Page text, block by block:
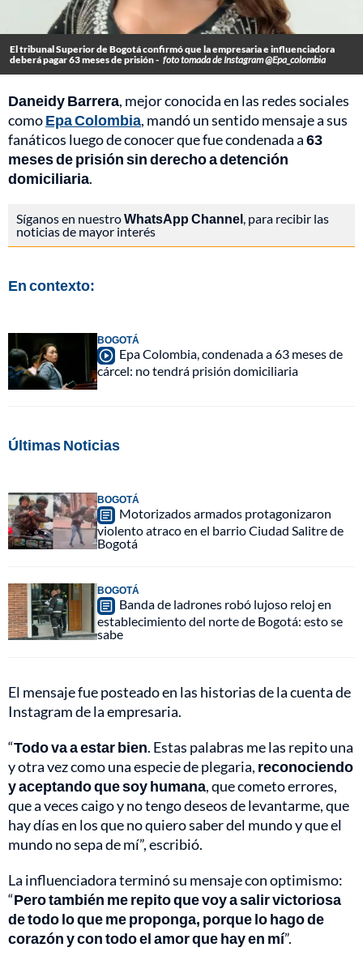
El tribunal Superior de Bogotá confirmó que la empresaria e influenciadora
deberá pagar 63 meses de prisión - foto tomada de Instagram @Epa_colombia
Daneidy Barrera, mejor conocida en las redes sociales
comoEpa Colombia, mandó un sentido mensaje a sus
fanáticos luego de conocer que fue condenada a63
meses de prisión sin derecho a detención
domiciliaria.
Síganos en nuestroWhatsApp Channel, para recibir las
noticias de mayor interés
En contexto:
BOGOTÁ
Epa Colombia, condenada a 63 meses de
cárcel: no tendrá prisión domiciliaria
Últimas Noticias
BOGOTÁ
Motorizados armados protagonizaron
violento atraco en el barrio Ciudad Salitre de
Bogotá
BOGOTÁ
Banda de ladrones robó lujoso reloj en
establecimiento del norte de Bogotá: esto se
sabe
El mensaje fue posteado en las historias de la cuenta de
Instagram de la empresaria.
“Todo va a estar bien. Estas palabras me las repito una
y otra vez como una especie de plegaria, reconociendo
y aceptando que soy humana, que cometo errores,
que a veces caigo y no tengo deseos de levantarme, que
hay días en los que no quiero saber del mundo y que el
mundo no sepa de mí”, escribió.
La influenciadora terminó su mensaje con optimismo:
“Pero también me repito que voy a salir victoriosa
de todo lo que me proponga, porque lo hago de
corazón y con todo el amor que hay en mí”.